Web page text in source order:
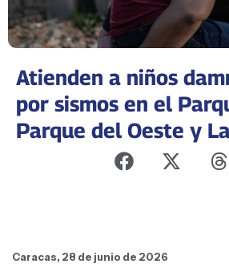
Atienden a niños
por sismos en el
Parque del Oeste y
Caracas, 28 de junio de 2026